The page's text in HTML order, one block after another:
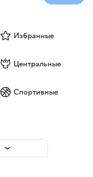
Избранные
Центральные
Спортивные